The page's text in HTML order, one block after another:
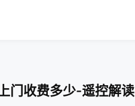
门收费多少-遥控解读